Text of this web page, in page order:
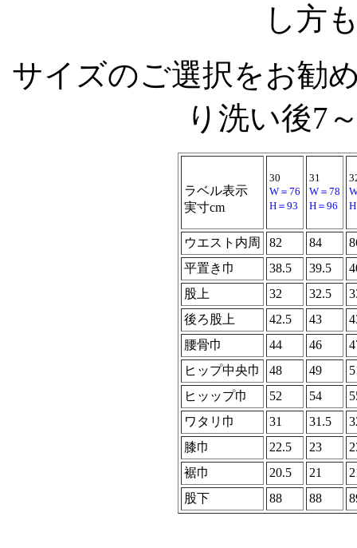
し方
サイズのご選択をお勧
り洗い後7
ラベル表示
実寸cm
30
W＝76
H＝93
31
W＝78
H＝96
ウエスト内周 82 84
平置き巾
38.5 39.5
股上
32 32.5
後ろ股上
42.5 43
腰骨巾
44 46
ヒップ中央巾
48 49
ヒッップ巾
52 54
ワタリ巾
31 31.5
膝巾
22.5 23
裾巾
20.5 21
股下
88 88